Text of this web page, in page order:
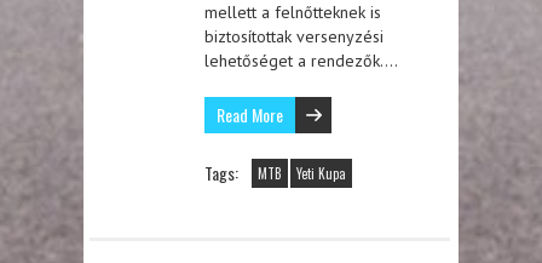
mellett a felnőtteknek is
biztosítottak versenyzési
lehetőséget a rendezők….
Read More
Tags: MTB Yeti Kupa